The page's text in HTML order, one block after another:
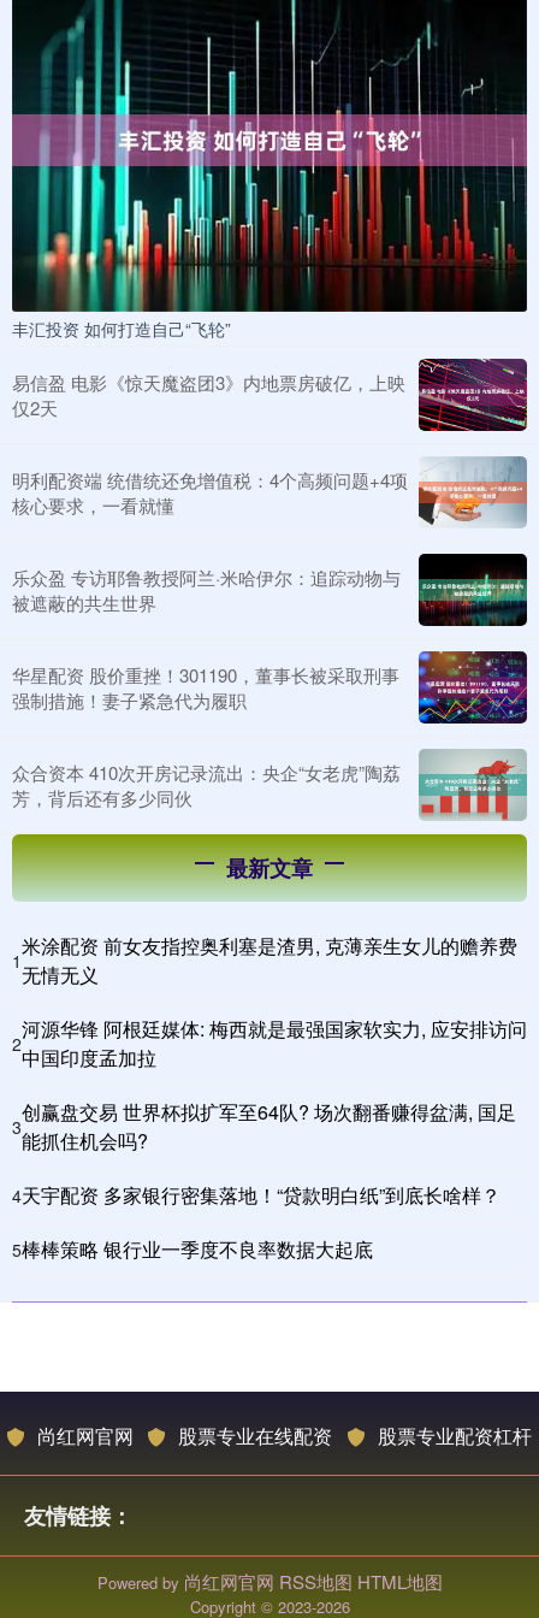
丰汇投资 如何打造自己“飞轮”
易信盈 电影《惊天魔盗团3》内地票房破亿，上映
仅2天
明利配资端 统借统还免增值税：4个高频问题+4项
核心要求，一看就懂
乐众盈 专访耶鲁教授阿兰·米哈伊尔：追踪动物与
被遮蔽的共生世界
华星配资 股价重挫！301190，董事长被采取刑事
强制措施！妻子紧急代为履职
众合资本 410次开房记录流出：央企“女老虎”陶荔
芳，背后还有多少同伙
最新文章
1
米涂配资 前女友指控奥利塞是渣男, 克薄亲生女儿的赡养费
无情无义
2
河源华锋 阿根廷媒体: 梅西就是最强国家软实力, 应安排访问
中国印度孟加拉
3
创赢盘交易 世界杯拟扩军至64队? 场次翻番赚得盆满, 国足
能抓住机会吗?
4天宇配资 多家银行密集落地！“贷款明白纸”到底长啥样？
5棒棒策略 银行业一季度不良率数据大起底
尚红网官网 股票专业在线配资 股票专业配资杠杆
友情链接：
Powered by 尚红网官网 RSS地图 HTML地图
Copyright © 2023-2026